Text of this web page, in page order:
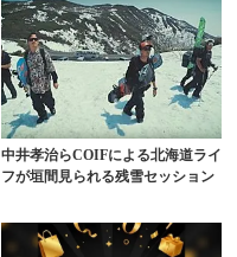
中井孝治らCOIFによる北海道ライ
フが垣間見られる残雪セッション